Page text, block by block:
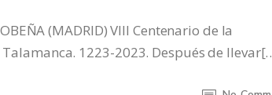
(MADRID) VIII Centenario de la
1223-2023. Después de